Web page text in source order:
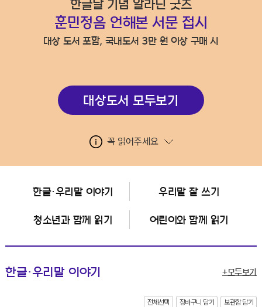
한글날 기념 알라딘 굿즈
훈민정음 언해본 서문 접시
대상 도서 포함, 국내도서 3만 원 이상 구매 시
대상도서 모두보기
꼭 읽어주세요
한글·우리말 이야기 우리말 잘 쓰기
청소년과 함께 읽기 어린이와 함께 읽기
한글·우리말 이야기 +모두보기
전체선택 장바구니 담기 보관함 담기